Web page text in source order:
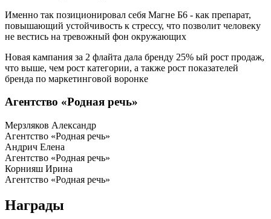
Именно так позиционировал себя Магне Б6 - как препарат,
повышающий устойчивость к стрессу, что позволит человеку
не вестись на тревожный фон окружающих
Новая кампания за 2 флайта дала бренду 25% ый рост продаж,
что выше, чем рост категории, а также рост показателей
бренда по маркетинговой воронке
Агентство «Родная речь»
Мерзляков Александр
Агентство «Родная речь»
Андрич Елена
Агентство «Родная речь»
Корнияш Ирина
Агентство «Родная речь»
Награды